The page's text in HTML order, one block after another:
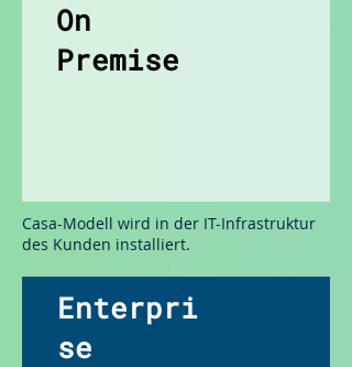
On
Premise
Casa-Modell wird in der IT-Infrastruktur
des Kunden installiert.
Enterpri
se